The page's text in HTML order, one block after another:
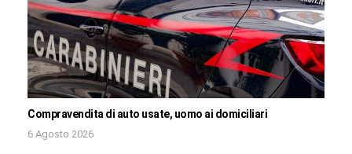
Compravendita di auto usate, uomo ai domiciliari
6 Agosto 2026